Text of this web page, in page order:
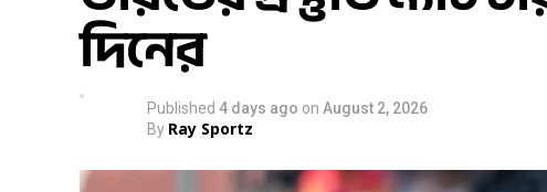
দিনের
Published 4 days ago on August 2, 2026
By Ray Sportz